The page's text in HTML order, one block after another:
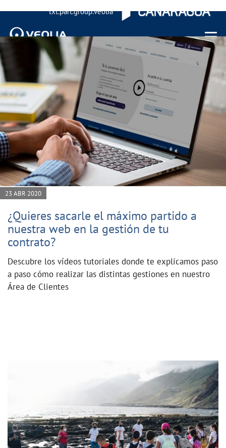
txt.part.group.veolia
Menu
23 ABR 2020
¿Quieres sacarle el máximo partido a
nuestra web en la gestión de tu
contrato?
Descubre los vídeos tutoriales donde te explicamos paso
a paso cómo realizar las distintas gestiones en nuestro
Área de Clientes